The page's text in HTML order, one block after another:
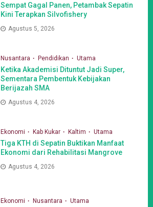
Sempat Gagal Panen, Petambak Sepatin
Kini Terapkan Silvofishery
Agustus 5, 2026
Nusantara Pendidikan Utama
Ketika Akademisi Dituntut Jadi Super,
Sementara Pembentuk Kebijakan
Berijazah SMA
Agustus 4, 2026
Ekonomi Kab Kukar Kaltim Utama
Tiga KTH di Sepatin Buktikan Manfaat
Ekonomi dari Rehabilitasi Mangrove
Agustus 4, 2026
Ekonomi Nusantara Utama